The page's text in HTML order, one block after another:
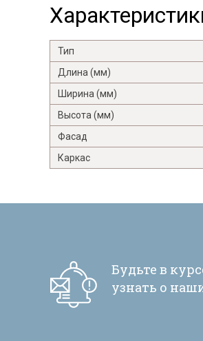
Тип
Длина (мм)
Ширина (мм)
Высота (мм)
Фасад
Каркас
Будьте в
узнать о